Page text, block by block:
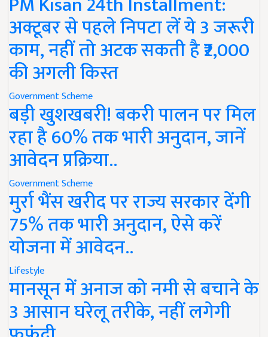
अक्टूबर से पहले निपटा लें ये 3 जरूरी
काम, नहीं तो अटक सकती है ₹2,000
की अगली किस्त
Government Scheme
बड़ी खुशखबरी! बकरी पालन पर मिल
रहा है 60% तक भारी अनुदान, जानें
आवेदन प्रक्रिया..
Government Scheme
मुर्रा भैंस खरीद पर राज्य सरकार देंगी
75% तक भारी अनुदान, ऐसे करें
योजना में आवेदन..
Lifestyle
मानसून में अनाज को नमी से बचाने के
3 आसान घरेलू तरीके, नहीं लगेगी